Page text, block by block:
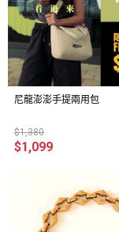
尼龍澎澎手提兩用包
$1,380
$1,099